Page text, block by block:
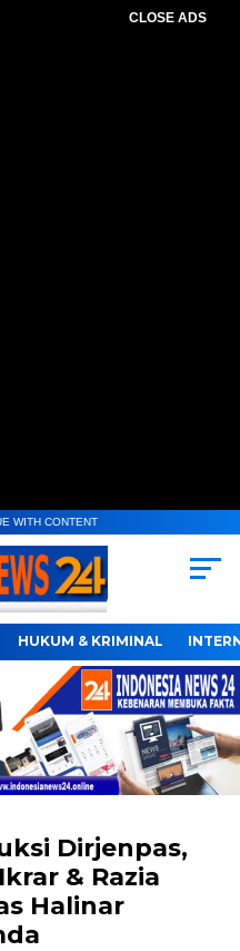
CLOSE ADS
WITH CONTENT
HUKUM & KRIMINAL
Dirjenpas,
& Razia
Halinar